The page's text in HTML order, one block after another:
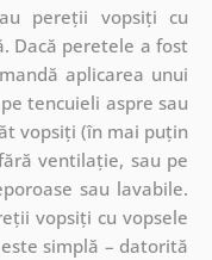
pereții vopsiți cu
Dacă peretele a fost
aplicarea unui
tencuieli aspre sau
vopsiți (în mai puțin
ventilație, sau pe
sau lavabile.
vopsiți cu vopsele
simplă – datorită